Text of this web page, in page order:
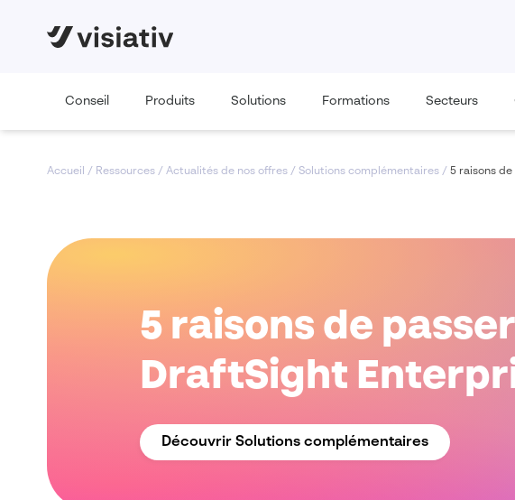
Conseil Produits Solutions Formations Secteurs
Accueil / Ressources / Actualités de nos offres / Solutions complémentaires / 5 raisons
5 raisons de
DraftSight
Découvrir Solutions complémentaires